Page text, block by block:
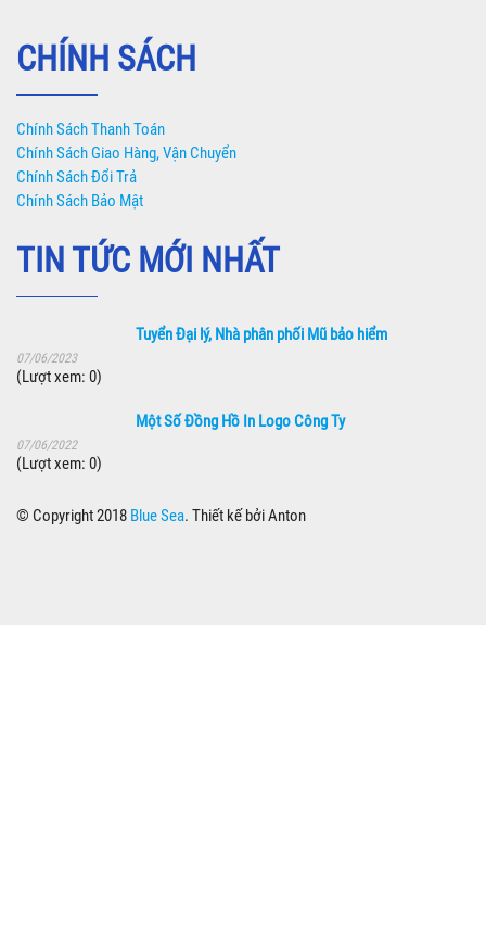
CHÍNH SÁCH
Chính Sách Thanh Toán
Chính Sách Giao Hàng, Vận Chuyển
Chính Sách Đổi Trả
Chính Sách Bảo Mật
TIN TỨC MỚI NHẤT
Tuyển Đại lý, Nhà phân phối Mũ bảo hiểm
07/06/2023
(Lượt xem: 0)
Một Số Đồng Hồ In Logo Công Ty
07/06/2022
(Lượt xem: 0)
© Copyright 2018 Blue Sea. Thiết kế bởi Anton